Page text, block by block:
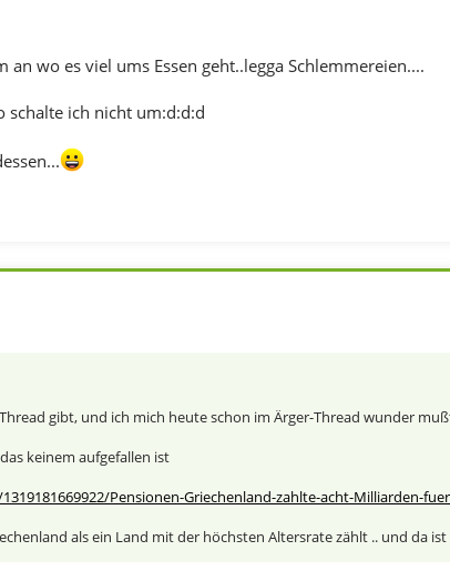
an wo es viel ums Essen geht..legga Schlemmereien....
schalte ich nicht um:d:d:d
gibt, und ich mich heute schon im Ärger-Thread wunder
keinem aufgefallen ist
Pensionen-Griechenland-zahlte-acht-Milliarden-
als ein Land mit der höchsten Altersrate zählt .. und da